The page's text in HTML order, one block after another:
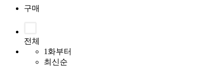
구매
전체
1화부터
최신순